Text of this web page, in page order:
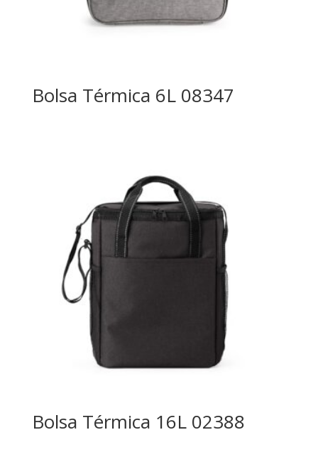
Bolsa Térmica 6L 08347
Bolsa Térmica 16L 02388